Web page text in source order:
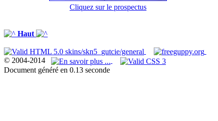
Cliquez sur le prospectus
Haut
© 2004-2014
Document généré en 0.13 seconde